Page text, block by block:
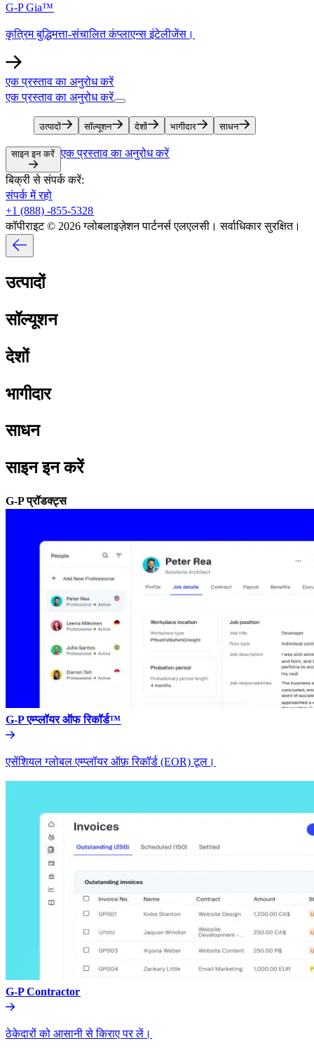
G-P Gia™​​
कृत्रिम बुद्धिमत्ता-संचालित कंप्लाएन्स इंटेलीजेंस।​​
एक प्रस्ताव का अनुरोध करें​​
एक प्रस्ताव का अनुरोध करें​​
उत्पादों​​ सॉल्यूशन​​ देशों​​ भागीदार​​ साधन​​
साइन इन करें​​ एक प्रस्ताव का अनुरोध करें​​
बिक्री से संपर्क करें:​​
संपर्क में रहो​​
+1 (888) -855-5328​​
कॉपीराइट © 2026 ग्लोबलाइज़ेशन पार्टनर्स एलएलसी। सर्वाधिकार सुरक्षित।​​
उत्पादों​​
सॉल्यूशन​​
देशों​​
भागीदार​​
साधन​​
साइन इन करें​​
G-P प्रॉडक्ट्स​​
G-P एम्प्लॉयर ऑफ रिकॉर्ड™​​
एसेंशियल ग्लोबल एम्प्लॉयर ऑफ़ रिकॉर्ड (EOR) टूल।​​
G-P Contractor​​
ठेकेदारों को आसानी से किराए पर लें।​​